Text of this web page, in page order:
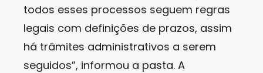
todos esses processos seguem regras
legais com definições de prazos, assim
há trâmites administrativos a serem
seguidos”, informou a pasta. A